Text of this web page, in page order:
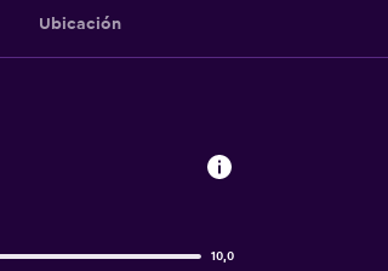
Ubicación
10,0